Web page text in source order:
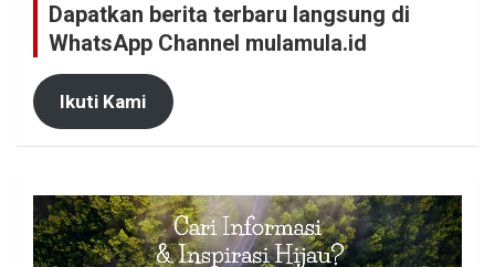
Dapatkan berita terbaru langsung di
WhatsApp Channel mulamula.id
Ikuti Kami